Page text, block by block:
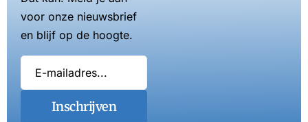
voor onze nieuwsbrief
en blijf op de hoogte.
Inschrijven